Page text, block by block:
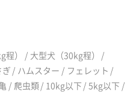
）
大型犬（30kg程）
ぎ ハムスター
フェレット
爬虫類 10kg以下
5kg以下